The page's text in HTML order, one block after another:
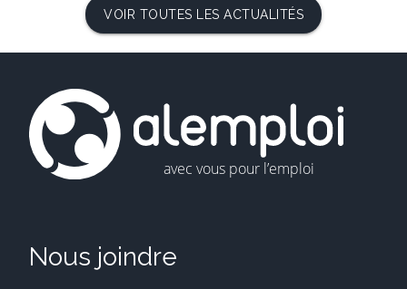
VOIR TOUTES LES ACTUALITÉS
Nous joindre